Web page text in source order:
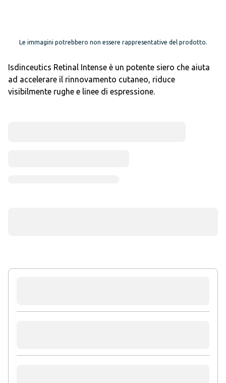
Le immagini potrebbero non essere rappresentative del prodotto.
Isdinceutics Retinal Intense è un potente siero che aiuta
ad accelerare il rinnovamento cutaneo, riduce
visibilmente rughe e linee di espressione.